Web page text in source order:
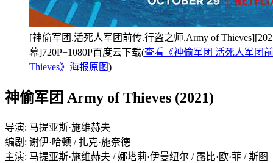
[神偷军团.活死人军团前传.行盗之师.Army of
幕]720P+1080P百度云下载(查看《神偷军团 活死人军团
Thieves》海报原图)
神偷军团 Army of Thieves (2021)
导演: 马提亚斯·施维赫夫
编剧: 谢伊·哈顿 / 扎克·施奈德
主演: 马提亚斯·施维赫夫 / 娜塔莉·伊曼纽尔 / 露比·欧·菲 / 斯图